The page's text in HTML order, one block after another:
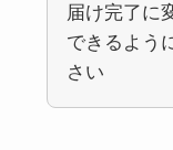
届け完了に
できるよう
さい